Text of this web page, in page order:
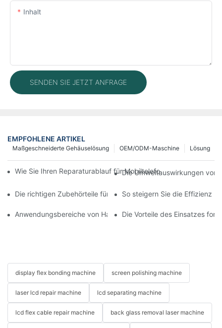
Inhalt
SENDEN SIE JETZT ANFRAGE
EMPFOHLENE ARTIKEL
Lösung
OEM/ODM-Maschine
Maßgeschneiderte Gehäuselösung
Wie Sie Ihren Reparaturablauf für Mobiltelefone mit moderner
Die Umweltauswirkungen von
Die richtigen Zubehörteile für Ihr Handy-So steigern Sie die Effizienz
Anwendungsbereiche von Handy-Reparaturmaschinen bei
Die Vorteile des Einsatzes
display flex bonding machine screen polishing machine
laser lcd repair machine lcd separating machine
lcd flex cable repair machine back glass removal laser machine